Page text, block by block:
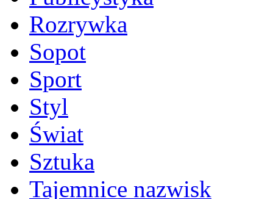
Rozrywka
Sopot
Sport
Styl
Świat
Sztuka
Tajemnice nazwisk